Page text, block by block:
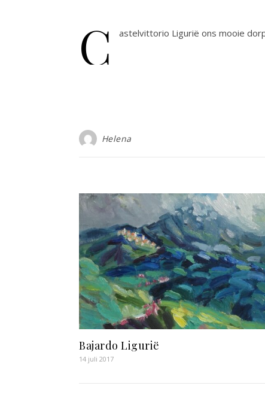
C astelvittorio Ligurië ons mooie
Helena
Bajardo Ligurië
14 juli 2017